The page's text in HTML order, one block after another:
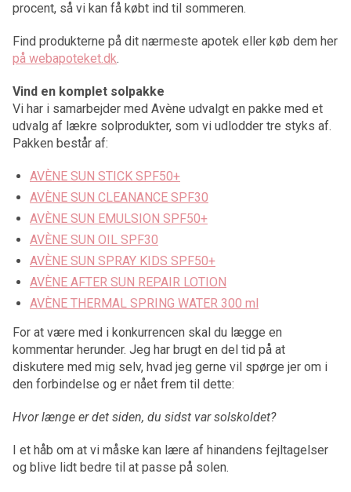
procent, så vi kan få købt ind til sommeren.
Find produkterne på dit nærmeste apotek eller køb dem her
på webapoteket.dk.
Vind en komplet solpakke
Vi har i samarbejder med Avène udvalgt en pakke med et
udvalg af lækre solprodukter, som vi udlodder tre styks af.
Pakken består af:
AVÈNE SUN STICK SPF50+
AVÈNE SUN CLEANANCE SPF30
AVÈNE SUN EMULSION SPF50+
AVÈNE SUN OIL SPF30
AVÈNE SUN SPRAY KIDS SPF50+
AVÈNE AFTER SUN REPAIR LOTION
AVÈNE THERMAL SPRING WATER 300 ml
For at være med i konkurrencen skal du lægge en
kommentar herunder. Jeg har brugt en del tid på at
diskutere med mig selv, hvad jeg gerne vil spørge jer om i
den forbindelse og er nået frem til dette:
Hvor længe er det siden, du sidst var solskoldet?
I et håb om at vi måske kan lære af hinandens fejltagelser
og blive lidt bedre til at passe på solen.